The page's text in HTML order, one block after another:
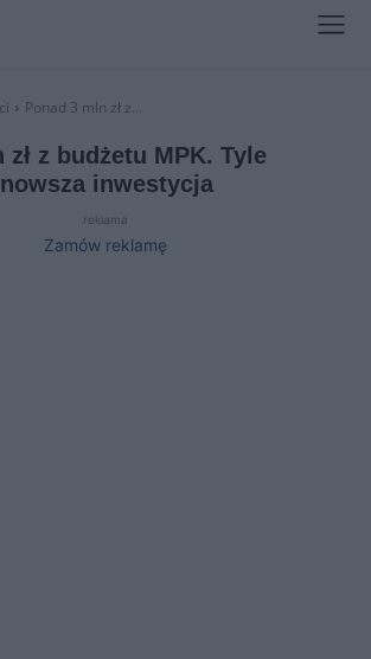
Ponad 3 mln zł z...
zł z budżetu MPK. Tyle
inwestycja
reklama
Zamów reklamę